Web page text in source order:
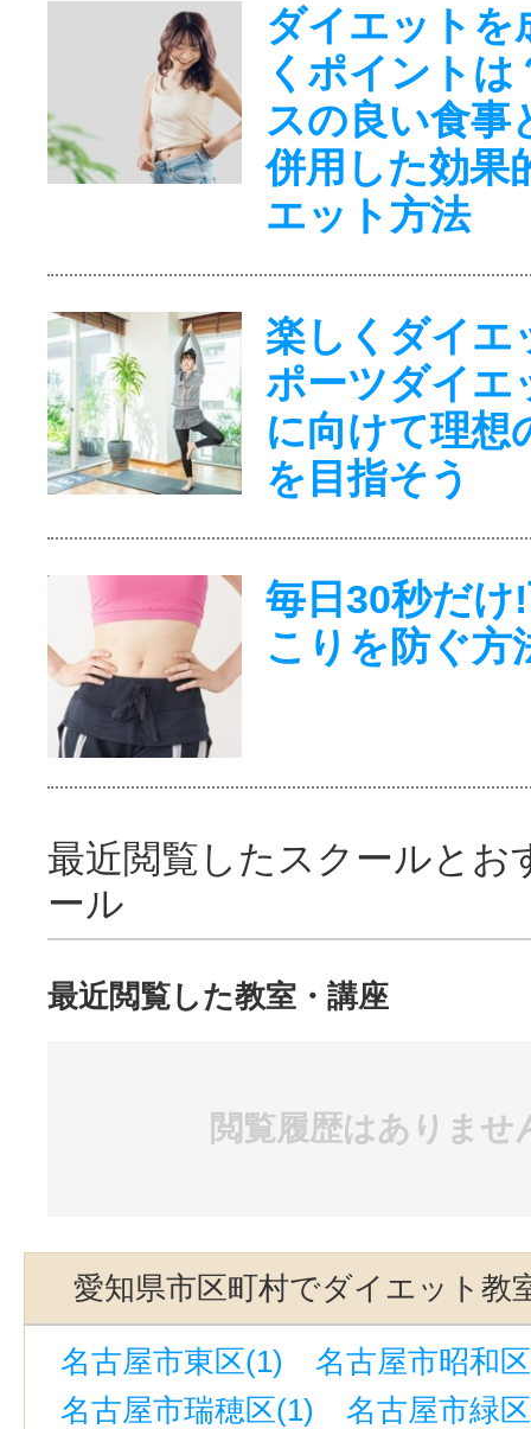
ダイエットを
くポイントは
スの良い食事
併用した効果
エット方法
楽しくダイエ
ポーツダイエ
に向けて理想
を目指そう
毎日30秒だけ
こりを防ぐ方
最近閲覧したスクールとお
ール
最近閲覧した教室・講座
閲覧履歴はありませ
愛知県市区町村でダイエット教
名古屋市東区(1)
名古屋市昭和
名古屋市瑞穂区(1)
名古屋市緑